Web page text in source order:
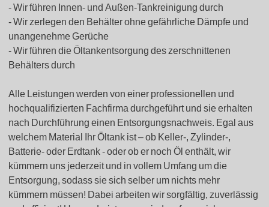
Wir führen Innen- und Außen-Tankreinigung durch
Wir zerlegen den Behälter ohne gefährliche Dämpfe und
unangenehme Gerüche
Wir führen die Öltankentsorgung des zerschnittenen
Behälters durch
Alle Leistungen werden von einer professionellen und
hochqualifizierten Fachfirma durchgeführt und sie erhalten
nach Durchführung einen Entsorgungsnachweis. Egal aus
welchem Material Ihr Öltank ist – ob Keller-, Zylinder-,
Batterie- oder Erdtank - oder ob er noch Öl enthält, wir
kümmern uns jederzeit und in vollem Umfang um die
Entsorgung, sodass sie sich selber um nichts mehr
kümmern müssen! Dabei arbeiten wir sorgfältig, zuverlässig